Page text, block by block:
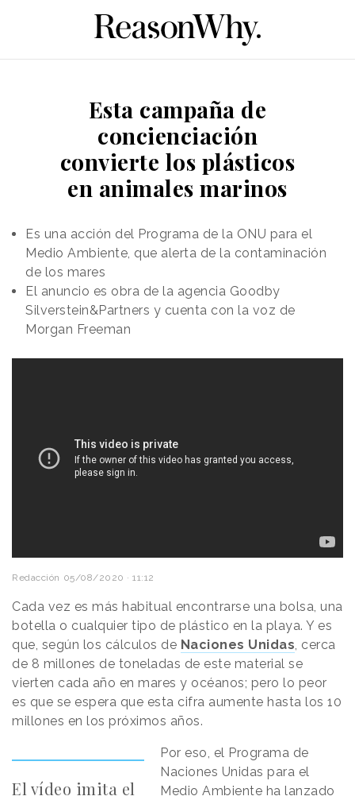
Esta campaña de
concienciación
convierte los plásticos
en animales marinos
Es una acción del Programa de la ONU para el
Medio Ambiente, que alerta de la contaminación
de los mares
El anuncio es obra de la agencia Goodby
Silverstein&Partners y cuenta con la voz de
Morgan Freeman
Redacción 05/08/2020 · 11:12
Cada vez es más habitual encontrarse una bolsa, una
botella o cualquier tipo de plástico en la playa. Y es
que, según los cálculos de Naciones Unidas, cerca
de 8 millones de toneladas de este material se
vierten cada año en mares y océanos; pero lo peor
es que se espera que esta cifra aumente hasta los 10
millones en los próximos años.
El vídeo imita el
Por eso, el Programa de
Naciones Unidas para el
Medio Ambiente ha lanzado